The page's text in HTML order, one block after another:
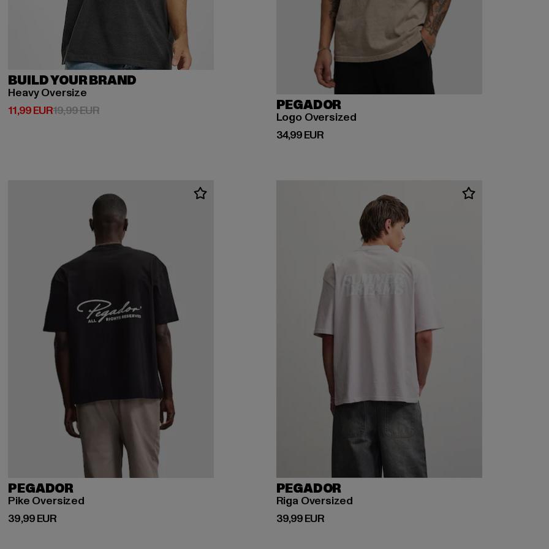
BUILD YOUR BRAND
Heavy Oversize
11,99 EUR
Prix courant: 11,99 EUR
19,99 EURPrix en promotion: 19,99 EUR PEGADOR
Logo Oversized
34,99 EUR
Prix courant: 34,99 EUR
PEGADOR
Pike Oversized
39,99 EUR
Prix courant: 39,99 EUR
PEGADOR
Riga Oversized
39,99 EUR
Prix courant: 39,99 EUR